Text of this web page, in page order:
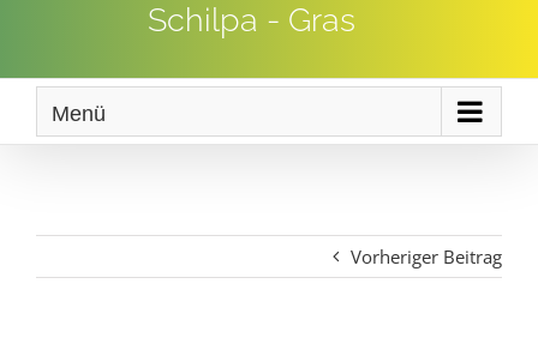
Schilpa - Gras
Menü
Vorheriger Beitrag